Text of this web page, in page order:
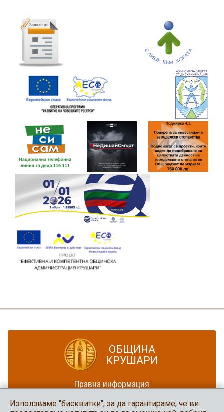
ОБЩИНА
КРУШАРИ
Правна информация
Карта на сайта
Използваме "бисквитки", за да гарантираме, че ви